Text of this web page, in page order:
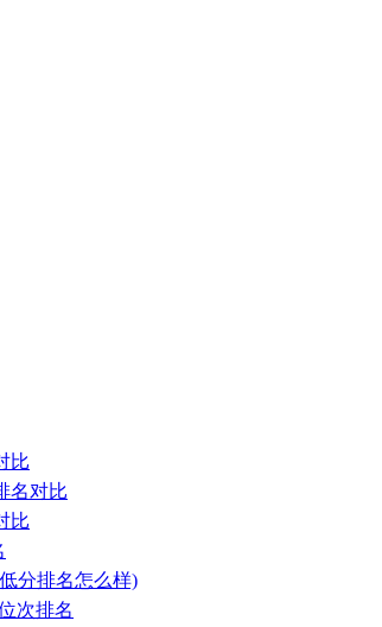
比
名对比
比
分排名怎么样)
次排名